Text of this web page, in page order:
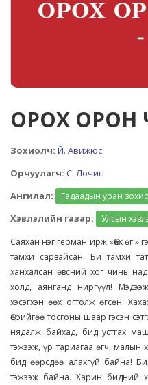
ОРОХ ОРОН Ч
Зохиолч: Й. Авижюс
Орчуулагч: С. Лочин
Ангилал:
Гадаадын уран
Хэвлэлийн газар:
Улсын
Саяхан нэг герман ирж «Өөх өг!»
тамхи сарвайсан. Би тамхи
ханхалсан өвсний хог чинь
холд, аянганд ниргүүл!
хэсэгхэн өөх огтолж өгсөн.
Өөрийгөө тосгоны шаар гэсэн
нядалж байхад, бид устгах
тэжээж, үр тариагаа өгч,
бид өөрсдөө алахгүй байна!
тэжээж байна. Харин бидний